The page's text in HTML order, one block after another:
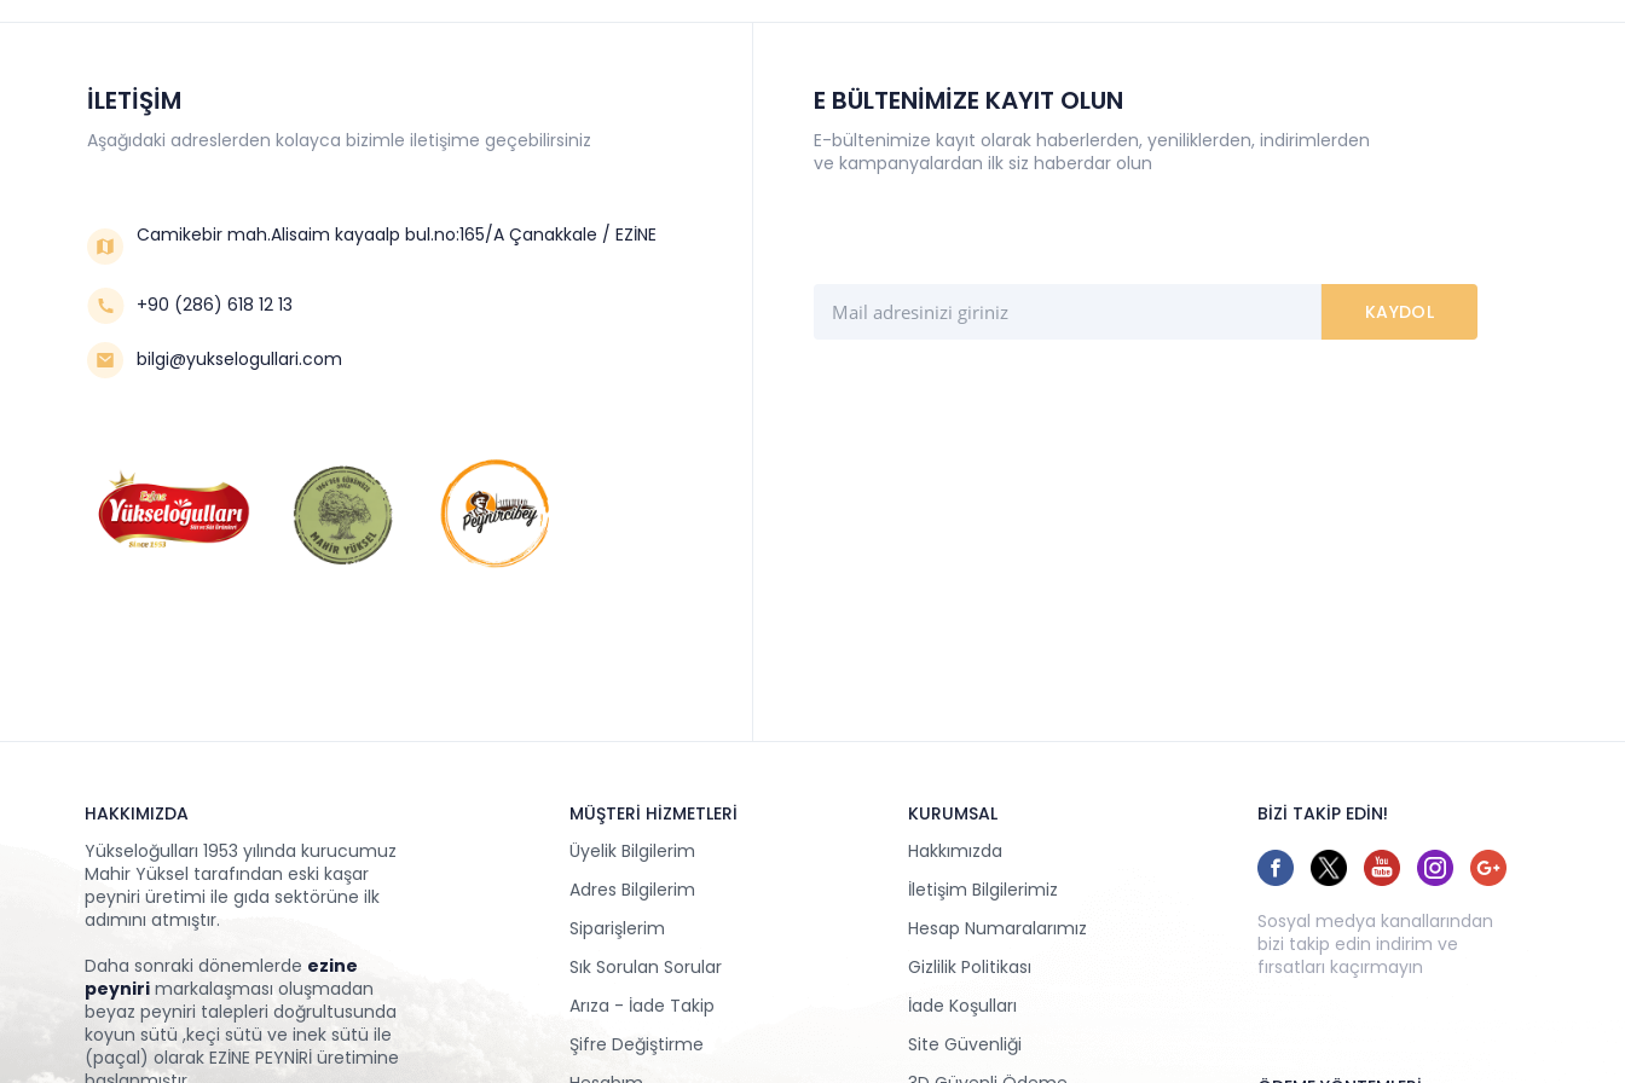
İLETİŞİM
Aşağıdaki adreslerden kolayca bizimle iletişime geçebilirsiniz
Camikebir mah.Alisaim kayaalp bul.no:165/A Çanakkale / EZİNE
+90 (286) 618 12 13
bilgi@yukselogullari.com
E BÜLTENİMİZE KAYIT OLUN
E-bültenimize kayıt olarak haberlerden, yeniliklerden, indirimlerden
ve kampanyalardan ilk siz haberdar olun
HAKKIMIZDA
Yükseloğulları 1953 yılında kurucumuz
Mahir Yüksel tarafından eski kaşar
peyniri üretimi ile gıda sektörüne ilk
adımını atmıştır.
Daha sonraki dönemlerde ezine
peynirimarkalaşması oluşmadan
beyaz peyniri talepleri doğrultusunda
koyun sütü ,keçi sütü ve inek sütü ile
(paçal) olarak EZİNE PEYNİRİ üretimine
MÜŞTERİ HİZMETLERİ
Üyelik Bilgilerim
Adres Bilgilerim
Siparişlerim
Sık Sorulan Sorular
Arıza - İade Takip
Şifre Değiştirme
KURUMSAL
Hakkımızda
İletişim Bilgilerimiz
Hesap Numaralarımız
Gizlilik Politikası
İade Koşulları
Site Güvenliği
BİZİ TAKİP EDİN!
Sosyal medya kanallarından
bizi takip edin indirim ve
fırsatları kaçırmayın